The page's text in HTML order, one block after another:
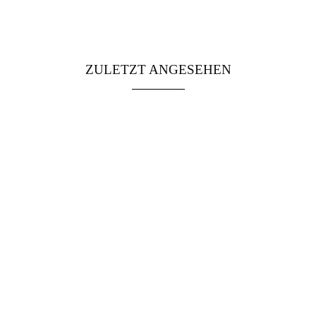
ZULETZT ANGESEHEN